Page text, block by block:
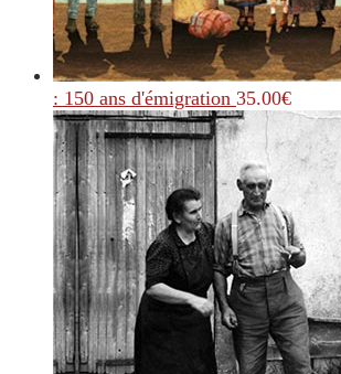
: 150 ans d'émigration 35.00€